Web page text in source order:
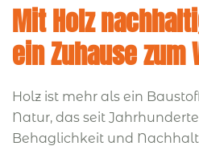
Mit Holz
ein Zuhause zum
Holz ist mehr als ein
Natur, das seit
Behaglichkeit und